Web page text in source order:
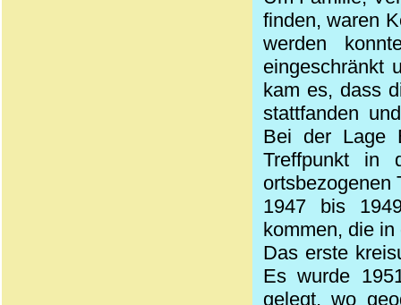
finden, waren
werden
eingeschränkt
kam es, dass
stattfanden
Bei der Lage
Treffpunkt in
ortsbezogenen
1947 bis
kommen, die
Das erste
Es wurde
gelegt, wo